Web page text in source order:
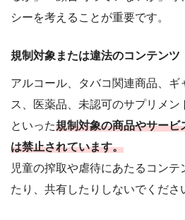
シーを考えることが重要です。
規制対象または違法のコンテンツ
アルコール、タバコ関連商品、ギ
ス、医薬品、未認可のサプリメ
といった規制対象の商品やサービ
は禁止されています。
児童の搾取や虐待にあたるコンテ
たり、共有したりしないでくださ